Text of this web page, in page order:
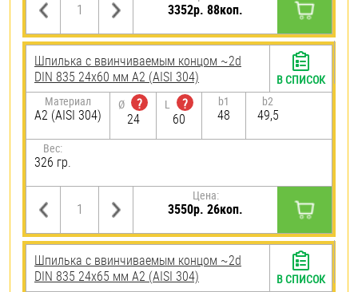
3352р. 88коп.
Шпилька c ввинчиваемым концом ~2d
DIN 835 24х60 мм А2 (AISI 304)
Материал
А2 (AISI 304)
Ø
?
24
L
?
60
b1
48
b2
49,5
Вес:
326 гр.
Цена:
3550р. 26коп.
В СПИСОК
Шпилька c ввинчиваемым концом ~2d
DIN 835 24х65 мм А2 (AISI 304)
В СПИСОК